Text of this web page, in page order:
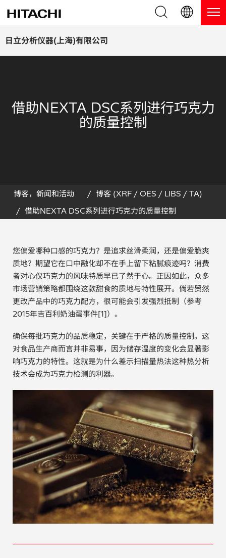
日立分析仪器(上海)有限公司
产品系列
台式 XRF 光谱仪
热分析仪
应用
环境监测
化工品
机械工程
金属表面处理 / 电镀 / 涂层分析
金属生产 / 铸造厂
采矿与勘探
石化产品与燃料
材料可靠性鉴定
贵金属 / 珠宝饰品
QA/QC (质量保证 / 质量控制)
合规性筛选 (RoHS/wee/ELV)
废金属回收
博客
网络讲堂
在线演示
服务
保修注册
常见问题
订购耗材和配件
日本語 (JP)
借助NEXTA DSC系列进行巧克力
的质量控制
博客，新闻和活动
博客 (XRF / OES / LIBS / TA)
借助NEXTA DSC系列进行巧克力的质量控制
您偏爱哪种口感的巧克力？是追求丝滑柔润，还是偏爱脆爽
质地？期望它在口中融化却不在手上留下粘腻痕迹吗？消费
者对心仪巧克力的风味特质早已了然于心。正因如此，众多
市场营销策略都围绕这款甜食的质地与特性展开。倘若贸然
更改产品中的巧克力配方，很可能会引发强烈抵制（参考
2015年吉百利奶油蛋事件[1]）。
确保每批巧克力的品质稳定，关键在于严格的质量控制。这
对食品生产商而言并非易事，因为储存温度的变化会显著影
响巧克力的特性。这就是为什么差示扫描量热法这种热分析
技术会成为巧克力检测的利器。